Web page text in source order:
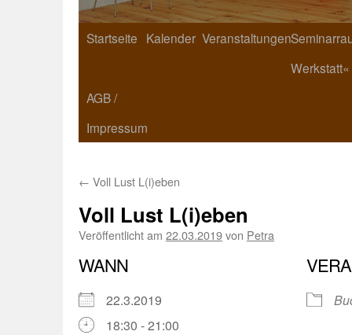
Startseite Kalender Veranstaltungen
Werkstatt«
AGB /
Impressum
← Voll Lust L(i)eben
Voll Lust L(i)eben
Veröffentlicht am 22.03.2019von Petra
WANN
22.3.2019
18:30 - 21:00